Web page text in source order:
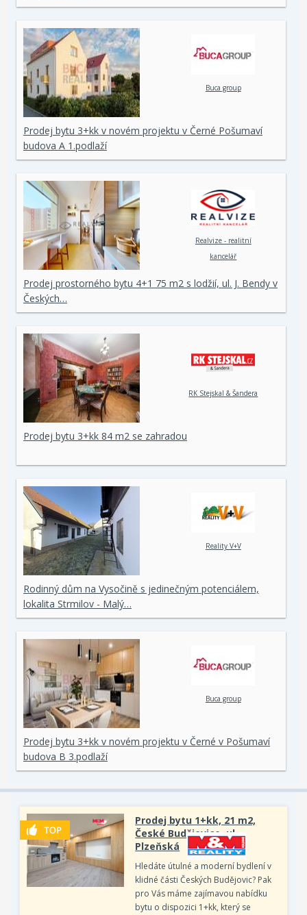
Buca group
Prodej bytu 3+kk v novém projektu v Černé Pošumaví
budova A 1.podlaží
Realvize - realitní
kancelář
Prodej prostorného bytu 4+1 75 m2 s lodžií, ul. J. Bendy v
Českých…
RK Stejskal & Šandera
Prodej bytu 3+kk 84 m2 se zahradou
Reality V+V
Rodinný dům na Vysočině s jedinečným potenciálem,
lokalita Strmilov - Malý…
Buca group
Prodej bytu 3+kk v novém projektu v Černé v Pošumaví
budova B 3.podlaží
Prodej bytu 1+kk, 21 m2,
České Budějovice, ul.
Plzeňská
Hledáte útulné a moderní bydlení v
klidné části Českých Budějovic? Pak
pro Vás máme zajímavou nabídku
bytu o dispozici 1+kk, který se